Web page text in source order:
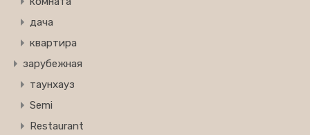
дача
квартира
зарубежная
таунхауз
Semi
Restaurant